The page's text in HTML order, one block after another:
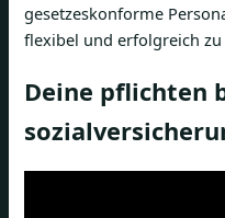
gesetzeskonforme
flexibel und erfolgreich zu
Deine pflichten